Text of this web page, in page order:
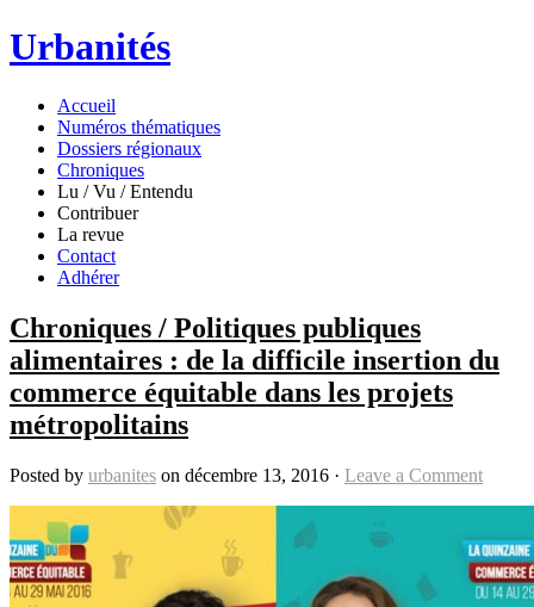
Urbanités
Accueil
Numéros thématiques
Dossiers régionaux
Chroniques
Lu / Vu / Entendu
Contribuer
La revue
Contact
Adhérer
Chroniques / Politiques publiques
alimentaires : de la difficile insertion du
commerce équitable dans les projets
métropolitains
Posted by urbanites on décembre 13, 2016 · Leave a Comment